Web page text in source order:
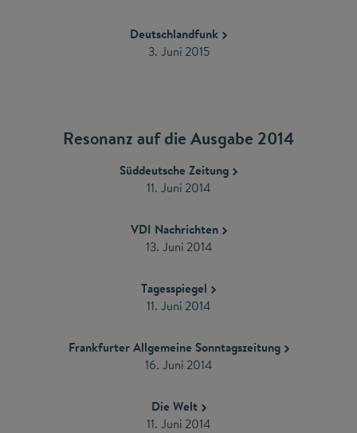
Deutschlandfunk
3. Juni 2015
Resonanz auf die Ausgabe 2014
Süddeutsche Zeitung
11. Juni 2014
VDI Nachrichten
13. Juni 2014
Tagesspiegel
11. Juni 2014
Frankfurter Allgemeine Sonntagszeitung
16. Juni 2014
Die Welt
11. Juni 2014